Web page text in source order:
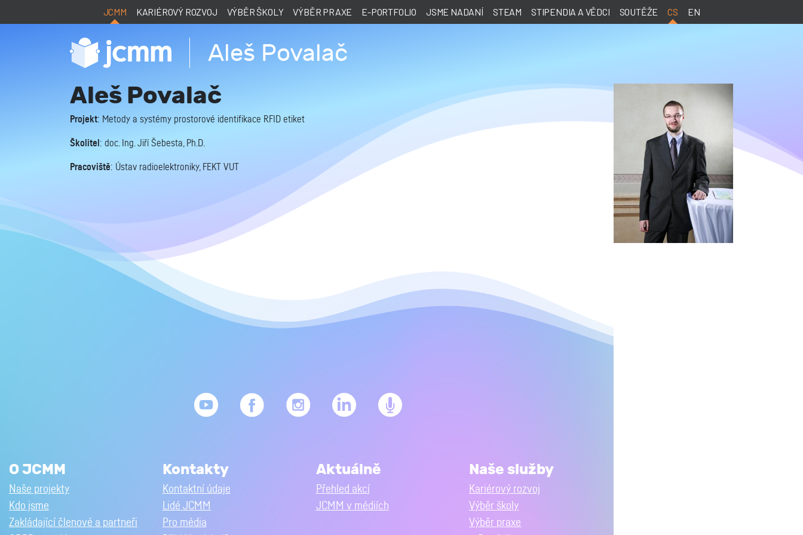
JCMM KARIÉROVÝ ROZVOJ VÝBĚR ŠKOLY VÝBĚR PRAXE E-PORTFOLIO JSME NADANÍ STEAM STIPENDIA A VĚDCI SOUTĚŽE CS EN
Aleš Povalač
Aleš Povalač
Projekt: Metody a systémy prostorové identifikace RFID etiket
Školitel : doc. Ing. Jiří Šebesta, Ph.D.
Pracoviště: Ústav radioelektroniky, FEKT VUT
O JCMM
Naše projekty
Kdo jsme
Zakládající členové a partneři
Kontakty
Kontaktní údaje
Lidé JCMM
Pro média
Aktuálně
Přehled akcí
JCMM v médiích
Naše služby
Kariérový rozvoj
Výběr školy
Výběr praxe